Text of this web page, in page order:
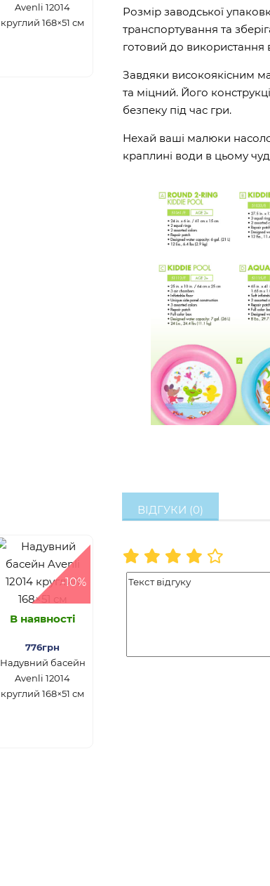
Avenli 12014
круглий 168×51 см
-10%
В наявності
776грн
Надувний басейн
Avenli 12014
круглий 168×51 см
Розмір заводської
транспортування та
готовий до використання
Завдяки високоякісним
та міцний. Його
безпеку під час гри.
Нехай ваші малюки
краплині води в цьому
ВІДГУКИ (0)